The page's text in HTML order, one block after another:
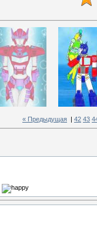
« Предыдущая 42 43